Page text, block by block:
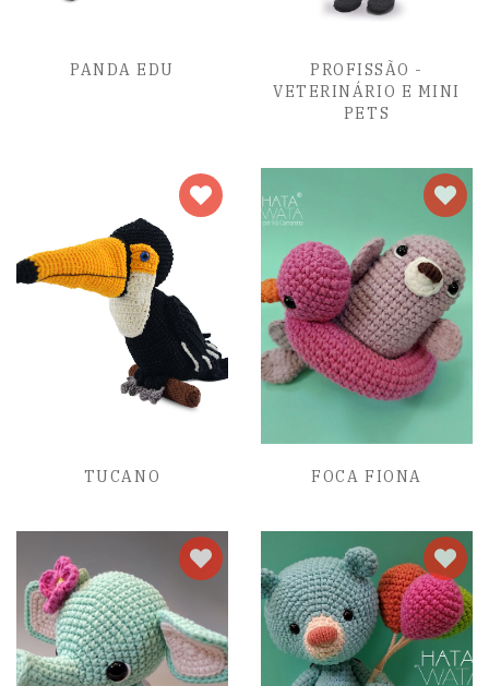
PANDA EDU
PROFISSÃO -
VETERINÁRIO E MINI
PETS
TUCANO FOCA FIONA